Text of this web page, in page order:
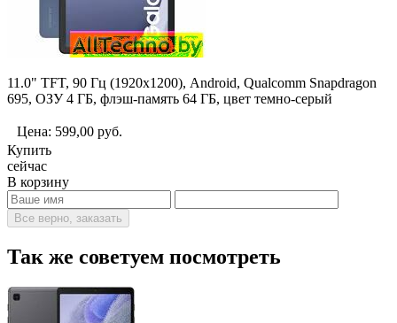
11.0" TFT, 90 Гц (1920x1200), Android, Qualcomm Snapdragon
695, ОЗУ 4 ГБ, флэш-память 64 ГБ, цвет темно-серый
Цена: 599,00 руб.
Купить
сейчас
В корзину
Все верно, заказать
Так же советуем посмотреть